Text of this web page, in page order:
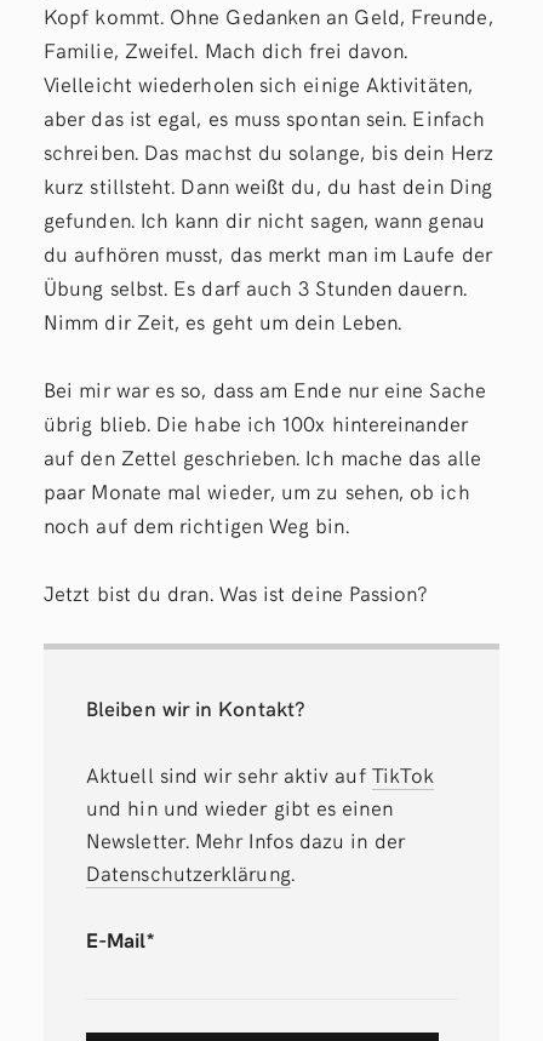
Kopf kommt. Ohne Gedanken an Geld, Freunde,
Familie, Zweifel. Mach dich frei davon.
Vielleicht wiederholen sich einige Aktivitäten,
aber das ist egal, es muss spontan sein. Einfach
schreiben. Das machst du solange, bis dein Herz
kurz stillsteht. Dann weißt du, du hast dein Ding
gefunden. Ich kann dir nicht sagen, wann genau
du aufhören musst, das merkt man im Laufe der
Übung selbst. Es darf auch 3 Stunden dauern.
Nimm dir Zeit, es geht um dein Leben.
Bei mir war es so, dass am Ende nur eine Sache
übrig blieb. Die habe ich 100x hintereinander
auf den Zettel geschrieben. Ich mache das alle
paar Monate mal wieder, um zu sehen, ob ich
noch auf dem richtigen Weg bin.
Jetzt bist du dran. Was ist deine Passion?
Bleiben wir in Kontakt?
Aktuell sind wir sehr aktiv auf TikTok
und hin und wieder gibt es einen
Newsletter. Mehr Infos dazu in der
Datenschutzerklärung.
E-Mail*